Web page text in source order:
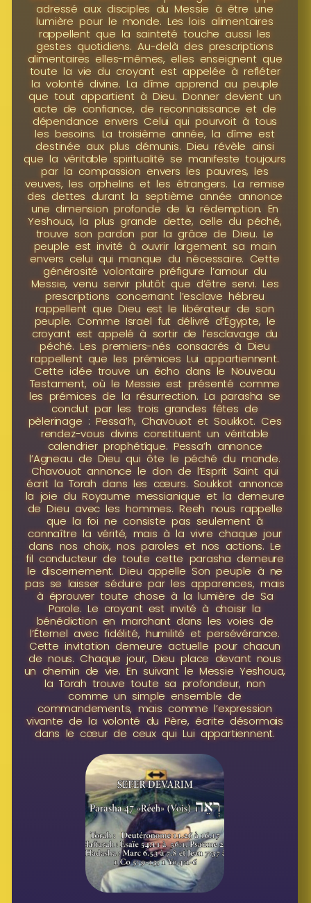
adressé aux disciples du Messie à être une
lumière pour le monde. Les lois alimentaires
rappellent que la sainteté touche aussi les
gestes quotidiens. Au-delà des prescriptions
alimentaires elles-mêmes, elles enseignent que
toute la vie du croyant est appelée à refléter
la volonté divine. La dîme apprend au peuple
que tout appartient à Dieu. Donner devient un
acte de confiance, de reconnaissance et de
dépendance envers Celui qui pourvoit à tous
les besoins. La troisième année, la dîme est
destinée aux plus démunis. Dieu révèle ainsi
que la véritable spiritualité se manifeste toujours
par la compassion envers les pauvres, les
veuves, les orphelins et les étrangers. La remise
des dettes durant la septième année annonce
une dimension profonde de la rédemption. En
Yeshoua, la plus grande dette, celle du péché,
trouve son pardon par la grâce de Dieu. Le
peuple est invité à ouvrir largement sa main
envers celui qui manque du nécessaire. Cette
générosité volontaire préfigure l’amour du
Messie, venu servir plutôt que d’être servi. Les
prescriptions concernant l’esclave hébreu
rappellent que Dieu est le libérateur de son
peuple. Comme Israël fut délivré d’Égypte, le
croyant est appelé à sortir de l’esclavage du
péché. Les premiers-nés consacrés à Dieu
rappellent que les prémices Lui appartiennent.
Cette idée trouve un écho dans le Nouveau
Testament, où le Messie est présenté comme
les prémices de la résurrection. La parasha se
conclut par les trois grandes fêtes de
pèlerinage : Pessa’h, Chavouot et Soukkot. Ces
rendez-vous divins constituent un véritable
calendrier prophétique. Pessa’h annonce
l’Agneau de Dieu qui ôte le péché du monde.
Chavouot annonce le don de l’Esprit Saint qui
écrit la Torah dans les cœurs. Soukkot annonce
la joie du Royaume messianique et la demeure
de Dieu avec les hommes. Reeh nous rappelle
que la foi ne consiste pas seulement à
connaître la vérité, mais à la vivre chaque jour
dans nos choix, nos paroles et nos actions. Le
fil conducteur de toute cette parasha demeure
le discernement. Dieu appelle Son peuple à ne
pas se laisser séduire par les apparences, mais
à éprouver toute chose à la lumière de Sa
Parole. Le croyant est invité à choisir la
bénédiction en marchant dans les voies de
l’Éternel avec fidélité, humilité et persévérance.
Cette invitation demeure actuelle pour chacun
de nous. Chaque jour, Dieu place devant nous
un chemin de vie. En suivant le Messie Yeshoua,
la Torah trouve toute sa profondeur, non
comme un simple ensemble de
commandements, mais comme l’expression
vivante de la volonté du Père, écrite désormais
dans le cœur de ceux qui Lui appartiennent.